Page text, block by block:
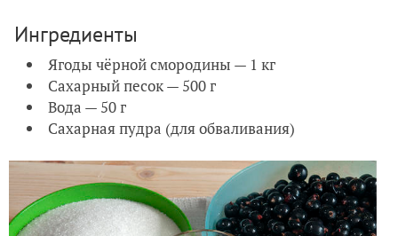
Ингредиенты
Ягоды чёрной смородины — 1 кг
Сахарный песок — 500 г
Вода — 50 г
Сахарная пудра (для обваливания)